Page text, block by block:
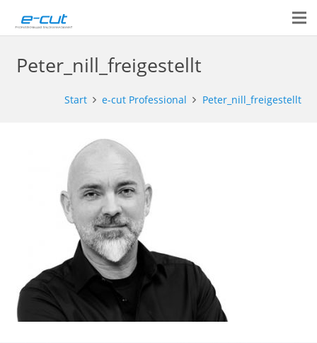
Peter_nill_freigestellt
Start e-cut Professional Peter_nill_freigestellt